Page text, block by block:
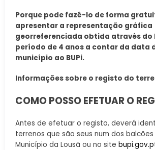
Porque pode fazê-lo de forma
apresentar a representação gráfica
georreferenciada obtida através do
período de 4 anos a contar da data
município ao BUPi.
Informações sobre o registo do
COMO POSSO EFETUAR O
Antes de efetuar o registo, deverá
terrenos que são seus num dos balcões
Município da Lousã ou no site